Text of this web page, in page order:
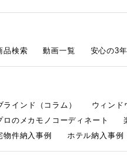
品検索 動画一覧 安心の3
ラインド（コラム） ウィンド
ロのメカモノコーディネート
物件納入事例 ホテル納入事例